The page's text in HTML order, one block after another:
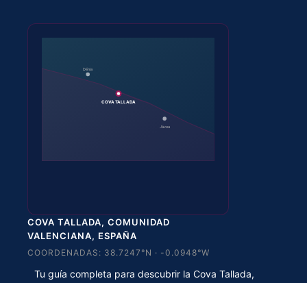
Dénia
COVA TALLADA
Jávea
COVA TALLADA, COMUNIDAD
VALENCIANA, ESPAÑA
COORDENADAS: 38.7247°N · -0.0948°W
Tu guía completa para descubrir la Cova Tallada,